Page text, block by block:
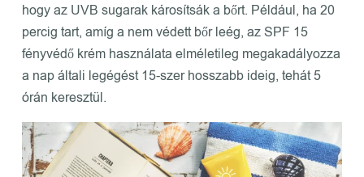
hogy az UVB sugarak károsítsák a bőrt. Például, ha 20
percig tart, amíg a nem védett bőr leég, az SPF 15
fényvédő krém használata elméletileg megakadályozza
a nap általi legégést 15-szer hosszabb ideig, tehát 5
órán keresztül.